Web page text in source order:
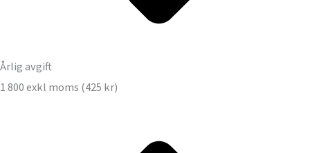
Årlig avgift
1 800 exkl moms (425 kr)